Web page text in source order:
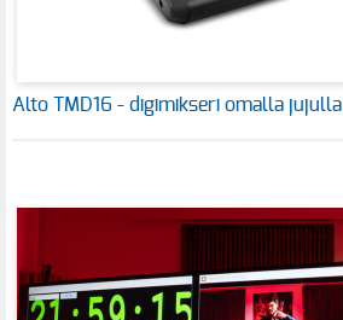
Alto TMD16 - digimikseri omalla jujulla